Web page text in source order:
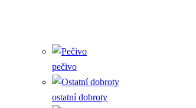
pečivo
ostatní dobroty